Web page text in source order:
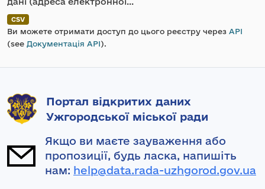
CSV
Ви можете отримати доступ до цього реєстру через API
(see Документація API).
Портал відкритих даних
Ужгородської міської ради
Якщо ви маєте зауваження або
пропозиції, будь ласка, напишіть
нам: help@data.rada-uzhgorod.gov.ua